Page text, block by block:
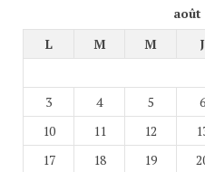
août
L
M M J
3
4 5 6
10
11 12
17
18 19